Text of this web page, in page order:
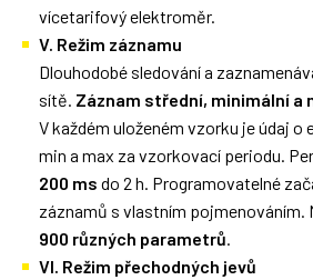
vícetarifový elektroměr.
V. Režim záznamu
Dlouhodobé sledování a
sítě. Záznam střední, minimální a
V každém uloženém vzorku je údaj
min a max za vzorkovací periodu.
200 ms do 2 h. Programovatelné
záznamů s vlastním pojmenováním.
900 různých parametrů.
VI. Režim přechodných jevů